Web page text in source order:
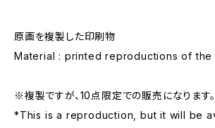
原画を複製した印刷物
Material : printed reproductions of
※複製ですが、10点限定での販売になります。
*This is a reproduction, but it will be